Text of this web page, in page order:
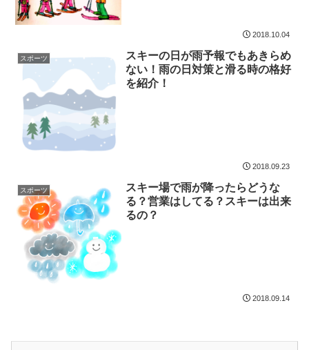
2018.10.04
スポーツ
スキーの日が雨予報でもあきらめ
ない！雨の日対策と滑る時の格好
を紹介！
2018.09.23
スポーツ
スキー場で雨が降ったらどうな
る？営業はしてる？スキーは出来
るの？
2018.09.14